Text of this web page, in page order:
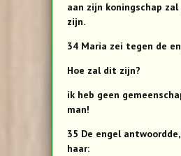
aan zijn koningschap zal
zijn.
34 Maria zei tegen de
Hoe zal dit zijn?
ik heb geen
man!
35 De engel
haar: